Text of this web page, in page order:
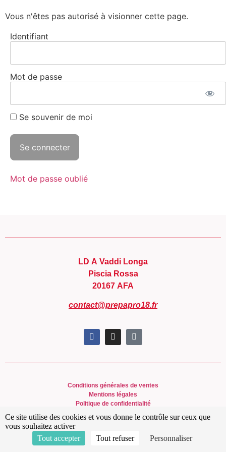
Vous n'êtes pas autorisé à visionner cette page.
Identifiant
Mot de passe
Se souvenir de moi
Mot de passe oublié
LD A Vaddi Longa
Piscia Rossa
20167 AFA
contact@prepapro18.fr
Conditions générales de ventes
Mentions légales
Politique de confidentialité
Ce site utilise des cookies et vous donne le contrôle sur ceux que
vous souhaitez activer
Tout accepter
Tout refuser Personnaliser